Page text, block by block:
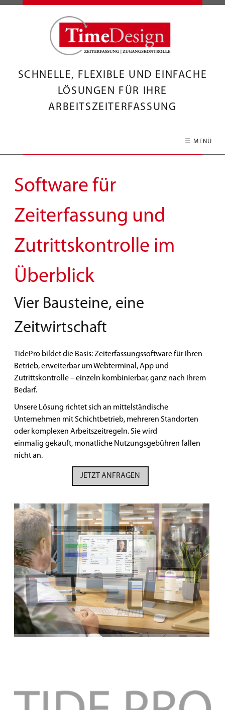
SCHNELLE, FLEXIBLE UND EINFACHE
LÖSUNGEN FÜR IHRE
ARBEITSZEITERFASSUNG
☰ MENÜ
Software für
Zeiterfassung und
Zutrittskontrolle im
Überblick
Vier Bausteine, eine
Zeitwirtschaft
TidePro bildet die Basis: Zeiterfassungssoftware für Ihren
Betrieb, erweiterbar um Webterminal, App und
Zutrittskontrolle – einzeln kombinierbar, ganz nach Ihrem
Bedarf.
​Unsere Lösung richtet sich an mittelständische
Unternehmen mit Schichtbetrieb, mehreren Standorten
oder komplexen Arbeitszeitregeln. Sie wird
einmalig gekauft, monatliche Nutzungsgebühren fallen
nicht an.
JETZT ANFRAGEN